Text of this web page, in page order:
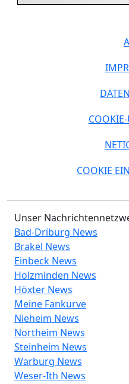
COOKIE
Unser
Bad-Driburg News
Brakel News
Einbeck News
Holzminden News
Höxter News
Meine Fankurve
Nieheim News
Northeim News
Steinheim News
Warburg News
Weser-Ith News